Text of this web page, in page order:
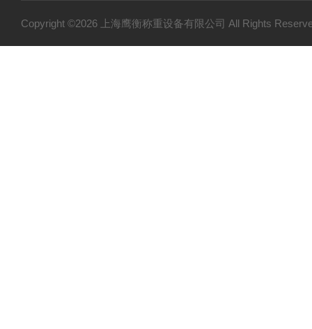
Copyright ©2026 上海鹰衡称重设备有限公司 All Rights